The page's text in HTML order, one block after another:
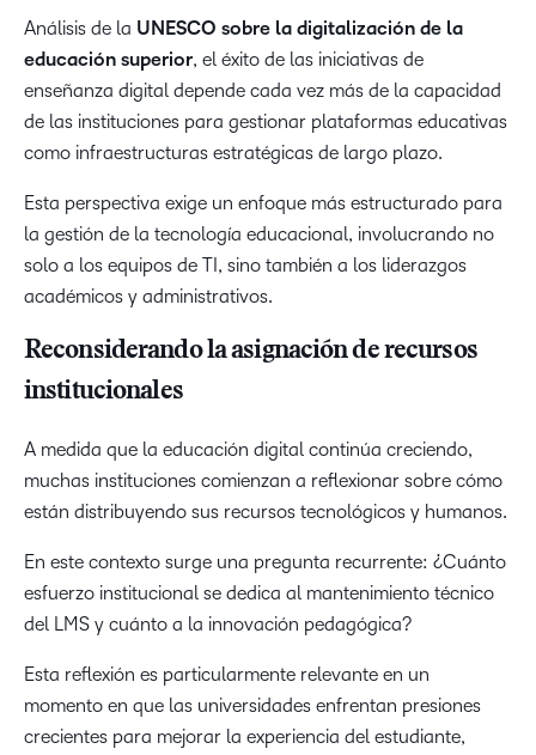
Análisis de la UNESCO sobre la digitalización de la
educación superior, el éxito de las iniciativas de
enseñanza digital depende cada vez más de la capacidad
de las instituciones para gestionar plataformas educativas
como infraestructuras estratégicas de largo plazo.
Esta perspectiva exige un enfoque más estructurado para
la gestión de la tecnología educacional, involucrando no
solo a los equipos de TI, sino también a los liderazgos
académicos y administrativos.
Reconsiderando la asignación de recursos
institucionales
A medida que la educación digital continúa creciendo,
muchas instituciones comienzan a reflexionar sobre cómo
están distribuyendo sus recursos tecnológicos y humanos.
En este contexto surge una pregunta recurrente: ¿Cuánto
esfuerzo institucional se dedica al mantenimiento técnico
del LMS y cuánto a la innovación pedagógica?
Esta reflexión es particularmente relevante en un
momento en que las universidades enfrentan presiones
crecientes para mejorar la experiencia del estudiante,